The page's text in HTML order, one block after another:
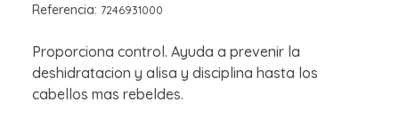
Referencia: 7246931000
Proporciona control. Ayuda a prevenir la
deshidratacion y alisa y disciplina hasta los
cabellos mas rebeldes.